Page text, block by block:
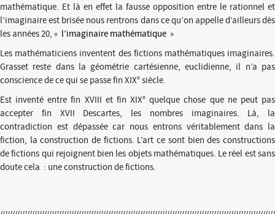
mathématique. Et là en effet la fausse opposition entre le rationnel et
l’imaginaire est brisée nous rentrons dans ce qu’on appelle d’ailleurs dès
les années 20, « l’imaginaire mathématique »
Les mathématiciens inventent des fictions mathématiques imaginaires.
Grasset reste dans la géométrie cartésienne, euclidienne, il n’a pas
conscience de ce qui se passe fin XIX° siècle.
Est inventé entre fin XVIII et fin XIX° quelque chose que ne peut pas
accepter fin XVII Descartes, les nombres imaginaires. Là, la
contradiction est dépassée car nous entrons véritablement dans la
fiction, la construction de fictions. L’art ce sont bien des constructions
de fictions qui rejoignent bien les objets mathématiques. Le réel est sans
doute cela : une construction de fictions.